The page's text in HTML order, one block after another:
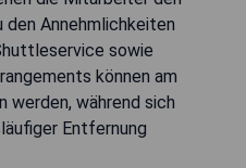
den Annehmlichkeiten
sowie
können am
während sich
Entfernung